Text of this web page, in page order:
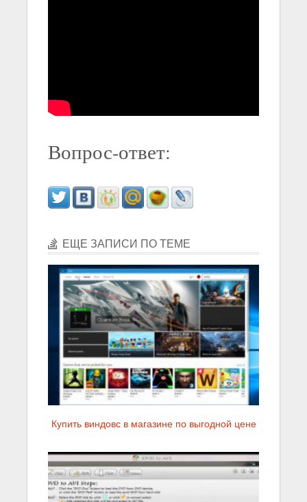
Вопрос-ответ:
ЕЩЕ ЗАПИСИ ПО ТЕМЕ
Купить виндовс в магазине по выгодной цене